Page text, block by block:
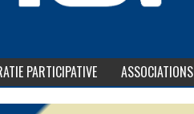
PARTICIPATIVE ASSOCIATIONS